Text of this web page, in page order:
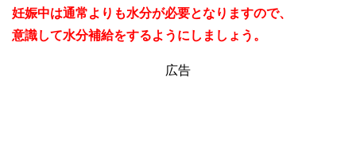
妊娠中は通常よりも水分が必要となりますので、
意識して水分補給をするようにしましょう。
広告